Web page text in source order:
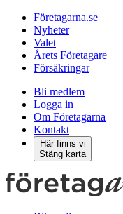
Företagarna.se
Nyheter
Valet
Årets Företagare
Försäkringar
Bli medlem
Logga in
Om Företagarna
Kontakt
Här finns vi
Stäng karta